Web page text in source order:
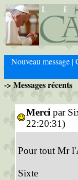
Nouveau message |
-> Messages récents
Merci par
22:20:31)
Pour tout Mr
Sixte